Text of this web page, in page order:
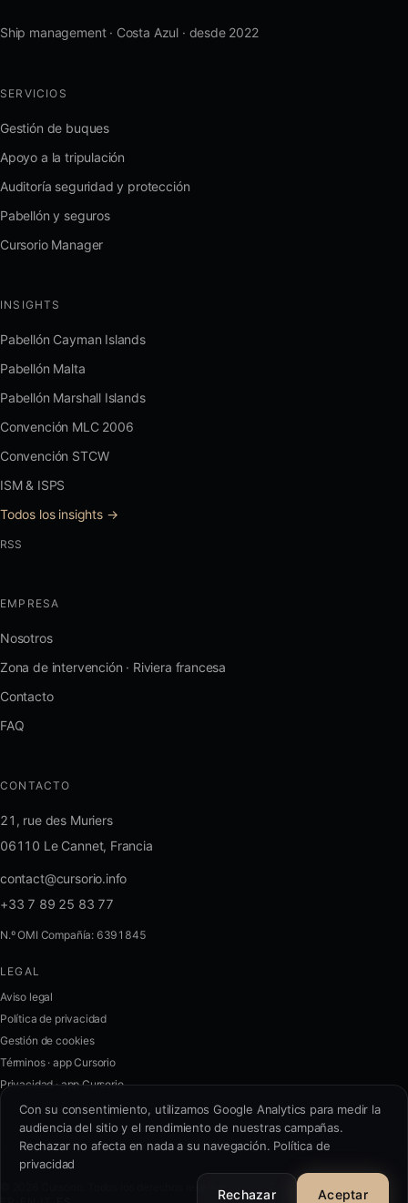
+33 7 89 25 83 77
Ship management · Costa Azul · desde 2022
SERVICIOS
Gestión de buques
Apoyo a la tripulación
Auditoría seguridad y protección
Pabellón y seguros
Cursorio Manager
INSIGHTS
Pabellón Cayman Islands
Pabellón Malta
Pabellón Marshall Islands
Convención MLC 2006
Convención STCW
ISM & ISPS
Todos los insights →
RSS
EMPRESA
Nosotros
Zona de intervención · Riviera francesa
Contacto
FAQ
CONTACTO
21, rue des Muriers
06110 Le Cannet, Francia
contact@cursorio.info
+33 7 89 25 83 77
N.º OMI Compañía: 6391845
LEGAL
Aviso legal
Política de privacidad
Gestión de cookies
Términos · app Cursorio
Privacidad · app Cursorio
© 2026 Cursorio. Todos los derechos reservados.
Con su consentimiento, utilizamos Google Analytics para medir la
audiencia del sitio y el rendimiento de nuestras campañas.
Rechazar no afecta en nada a su navegación. Política de
privacidad
Rechazar Aceptar